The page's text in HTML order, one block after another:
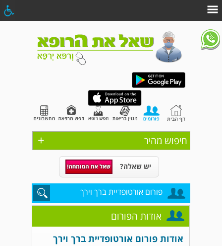
+ חיפוש מהיר
יש שאלה?
פורום אורטופדיית ברך וירך
אודות הפורום
אודות פורום אורטופדיית ברך וירך